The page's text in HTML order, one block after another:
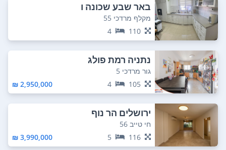
באר שבע שכונה ו
מקלף מרדכי 55
110
4
נתניה רמת פולג
גור מרדכי 5
105
4
2,950,000 ₪
ירושלים הר נוף
חי טייב 56
116
5
3,990,000 ₪